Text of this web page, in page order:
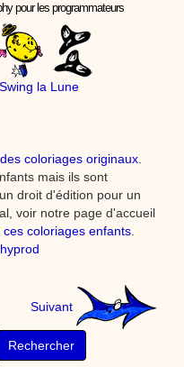
pour les programmateurs
Swing la Lune
coloriages originaux
mais ils sont
droit d'édition pour un
voir notre page d'accueil
coloriages enfants
Suivant